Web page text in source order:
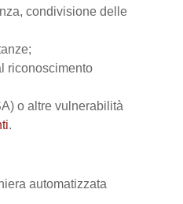
condivisione delle
riconoscimento
o altre vulnerabilità
.
automatizzata